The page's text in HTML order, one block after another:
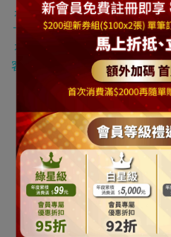
在蕭瑟冬天,何不買一株漂亮夢
下呢
! 這棵聖誕樹為台灣製造特
有樹枝張開後,樹葉茂密有質感,
客廳／辦公室／商店門口等地
造溫暖冬季
產品規格與
※商品尺寸 : 台灣製5尺特級
0cm)/底部直